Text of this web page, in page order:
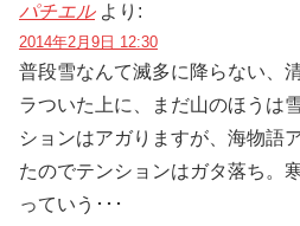
パチエル より:
2014年2月9日 12:30
普段雪なんて滅多に降らない、
ラついた上に、まだ山のほうは
ションはアガりますが、海物語
たのでテンションはガタ落ち。
っていう･･･